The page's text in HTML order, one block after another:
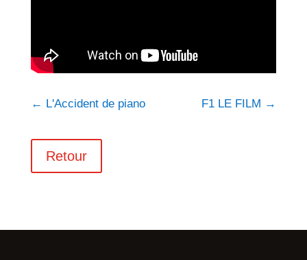
← L'Accident de piano F1 LE FILM →
Retour